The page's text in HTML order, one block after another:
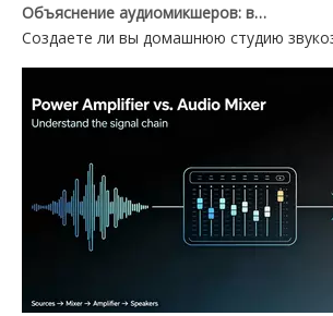
Объяснение аудиомикшеров: выбор между аудиомикшером для ПК и Power Mixer
Создаете ли вы домашнюю студию